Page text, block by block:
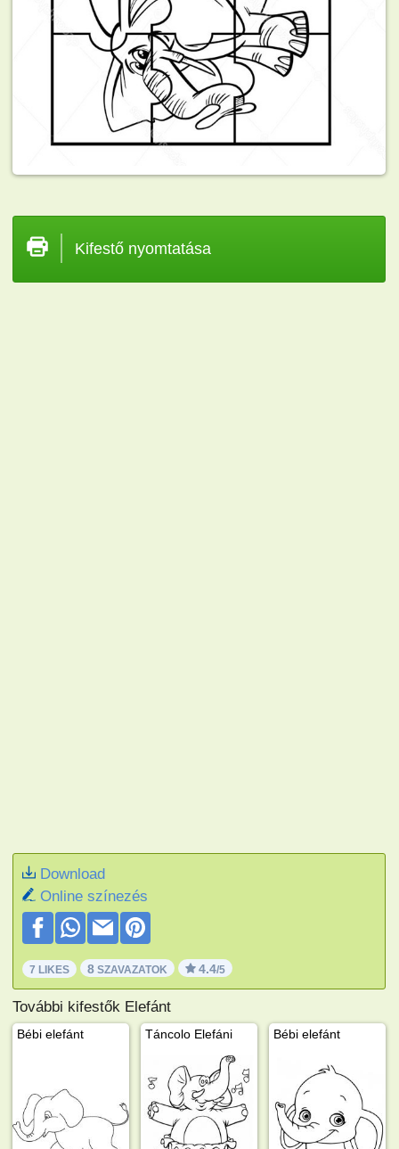
Kifestő nyomtatása
Download
Online színezés
7 LIKES 8 SZAVAZATOK 4.4/5
További kifestők Elefánt
Bébi elefánt Táncolo Elefáni Bébi elefánt